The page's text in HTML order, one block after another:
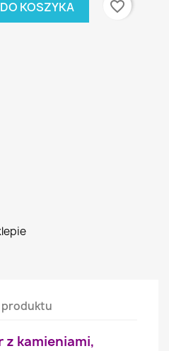
KOSZYKA
favorite_border
produktu
z kamieniami,